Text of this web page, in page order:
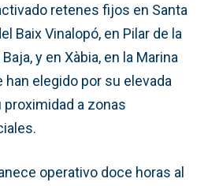
retenes fijos en Santa
Baix Vinalopó, en Pilar de la
y en Xàbia, en la Marina
elegido por su elevada
a zonas
operativo doce horas al